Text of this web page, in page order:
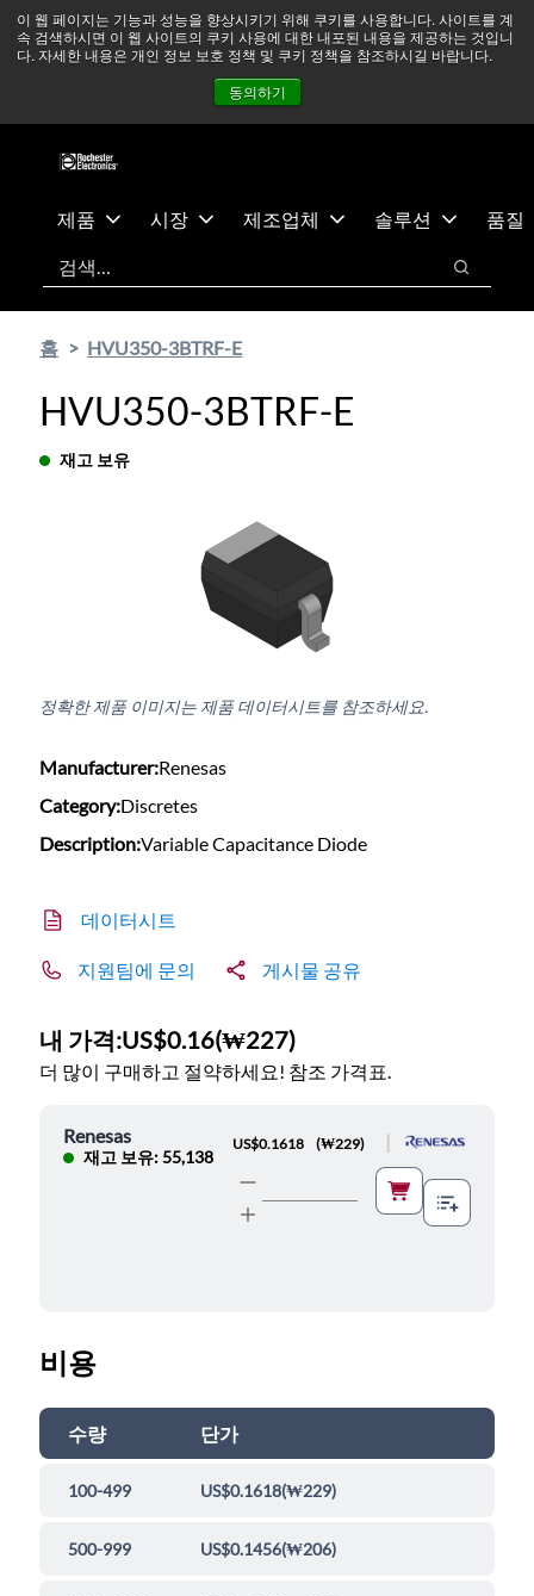
이 웹 페이지는 기능과 성능을 향상시키기 위해 쿠키를 사용합니다. 사이트를 계
속 검색하시면 이 웹 사이트의 쿠키 사용에 대한 내포된 내용을 제공하는 것입니
다. 자세한 내용은 개인 정보 보호 정책 및 쿠키 정책을 참조하시길 바랍니다.
동의하기
츠
건
중동 지역 상황을 지속적으로 주시하고 있으며, 모든 서비스는
정상적으로 운영되고 있습니다. 더 읽어보기 →
뉴스
문의하기
제품 시장 제조업체 솔루션
품질
검색
검색
홈 HVU350-3BTRF-E
HVU350-3BTRF-E
재고 보유
정확한 제품 이미지는 제품 데이터시트를 참조하세요.
Manufacturer:Renesas
Category:Discretes
Description:Variable Capacitance Diode
데이터시트
지원팀에 문의 게시물 공유
내 가격:US$0.16(₩227)
더 많이 구매하고 절약하세요! 참조 가격표.
Renesas
재고 보유: 55,138
US$0.1618 (₩229)
비용
수량 단가
100-499 US$0.1618(₩229)
500-999 US$0.1456(₩206)